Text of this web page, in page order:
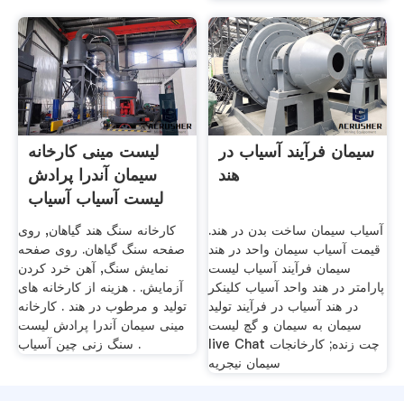
لیست مینی کارخانه
سیمان آندرا پرادش
لیست آسیاب آسیاب
کارخانه سنگ هند گیاهان, روی
صفحه سنگ گیاهان. روی صفحه
نمایش سنگ, آهن خرد کردن
آزمایش. . هزینه از کارخانه های
تولید و مرطوب در هند . کارخانه
مینی سیمان آندرا پرادش لیست
سنگ زنی چین آسیاب .
سیمان فرآیند آسیاب در
هند
آسیاب سیمان ساخت بدن در هند.
قیمت آسیاب سیمان واحد در هند
سیمان فرآیند آسیاب لیست
پارامتر در هند واحد آسیاب کلینکر
در هند آسیاب در فرآیند تولید
سیمان به سیمان و گچ لیست
live Chat چت زنده; کارخانجات
سیمان نیجریه